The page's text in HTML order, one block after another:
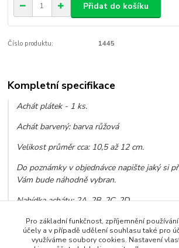
Přidat do košíku
Číslo produktu: 1445
Kompletní specifikace
Achát plátek - 1 ks.
Achát barvený: barva růžová
Velikost průměr cca: 10,5 až 12 cm.
Do poznámky v objednávce napište jaký si
Vám bude náhodně vybran.
Nabídka achátu: 2A, 2B, 2C, 2D.
Zboží zařazeno v kategoriích
Pro základní funkčnost, zpříjemnění
účely a v případě udělení souhlasu také pro
využíváme soubory cookies. Nastavení